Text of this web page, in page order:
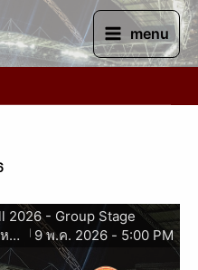
menu
2026 - Group Stage
สนามกีฬาองค์การบริหารส่วนจังหวัดขอนแก่น
9 พ.ค. 2026 - 5:00 PM